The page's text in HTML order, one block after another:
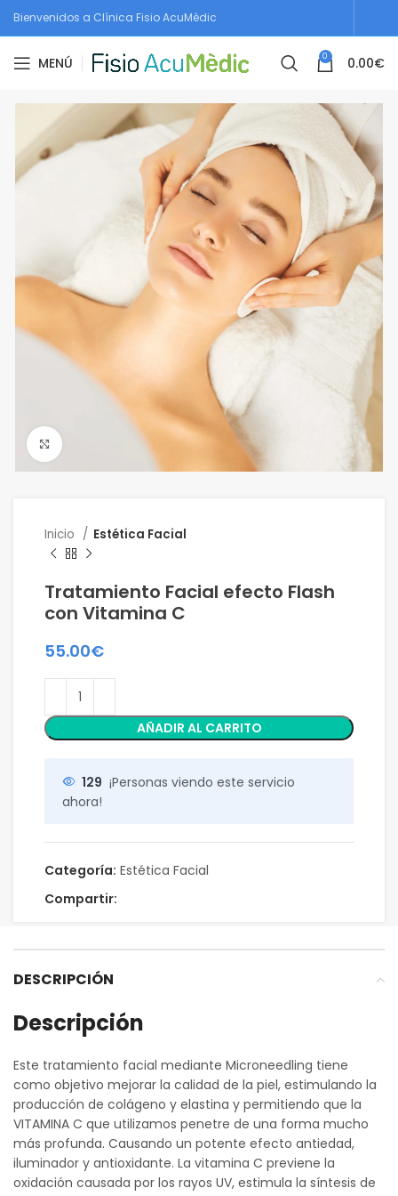
Bienvenidos a Clínica Fisio AcuMèdic
MENÚ 0 0.00€
Click para agrandar
Inicio Estética Facial
Tratamiento Facial efecto Flash
con Vitamina C
55.00€
AÑADIR AL CARRITO
129 ¡Personas viendo este servicio
ahora!
Categoría: Estética Facial
Compartir:
DESCRIPCIÓN
Descripción
Este tratamiento facial mediante Microneedling tiene
como objetivo mejorar la calidad de la piel, estimulando la
producción de colágeno y elastina y permitiendo que la
VITAMINA C que utilizamos penetre de una forma mucho
más profunda. Causando un potente efecto antiedad,
iluminador y antioxidante. La vitamina C previene la
oxidación causada por los rayos UV, estimula la síntesis de